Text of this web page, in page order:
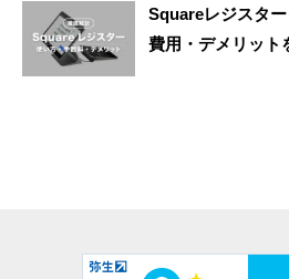
Squareレジスタ
費用・デメリット